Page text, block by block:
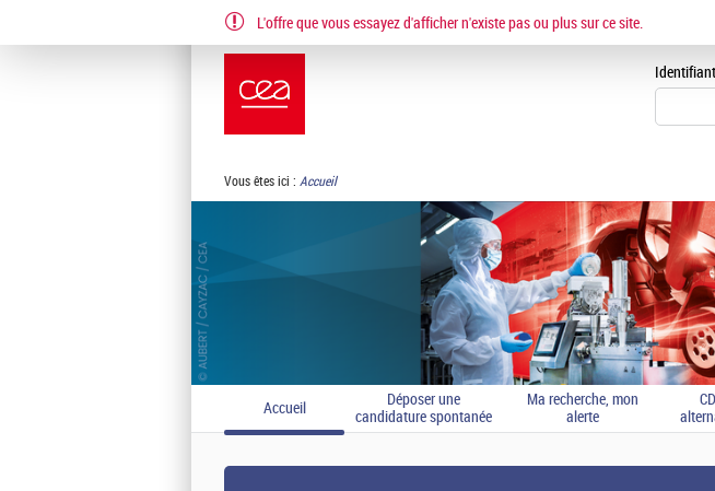
EN FR
Vous êtes ici : Accueil
Accueil
Déposer une
candidature spontanée
Ma recherche, mon
alerte
L'offre que vous essayez d'afficher n'existe pas ou plus sur ce site.